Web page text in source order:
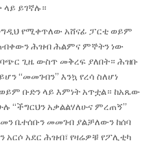
ይገኛሉ።
የሚቀጥለው አሸናፊ ፓርቲ ወይም
ሕዝብ ሕልምና ምኞትን ነው
ጊዜ ውስጥ መቅረፍ ያለበት። ሕዝቡ
“መመገብን” እንኳ የረሳ ስለሆነ
ቡድን ላይ እምነት አጥቷል። ከአጼው
“ችግርህን አቃልልሃለሁና ምረጠኝ”
ቤተሰቡን መመገብ ያልቻለውን ከሰባ
አርሶ አደር ሕዝብ፣ የዛሬዎቹ የፖሊቲካ